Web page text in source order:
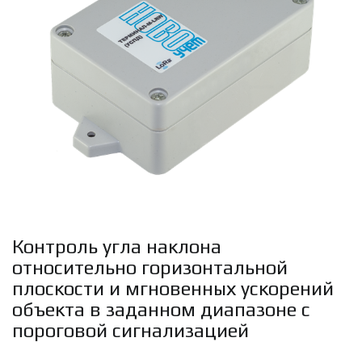
Контроль угла наклона
относительно горизонтальной
плоскости и мгновенных ускорений
объекта в заданном диапазоне с
пороговой сигнализацией